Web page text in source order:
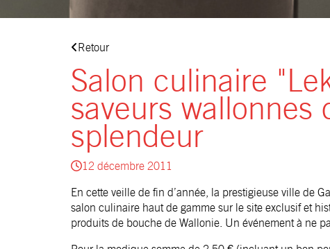
Retour
Salon culinaire
saveurs wallonnes
splendeur
12 décembre 2011
En cette veille de fin d’année, la prestigieuse ville de
salon culinaire haut de gamme sur le site exclusif et
produits de bouche de Wallonie. Un événement à ne